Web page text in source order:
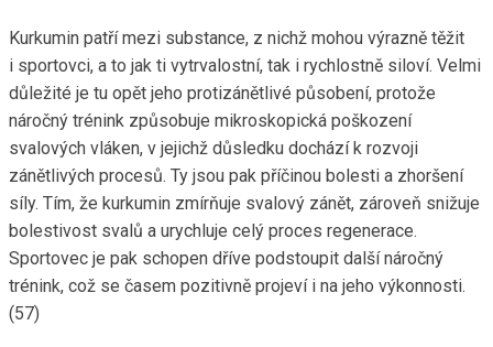
Kurkumin patří mezi substance, z nichž mohou výrazně těžit
i sportovci, a to jak ti vytrvalostní, tak i rychlostně siloví. Velmi
důležité je tu opět jeho protizánětlivé působení, protože
náročný trénink způsobuje mikroskopická poškození
svalových vláken, v jejichž důsledku dochází k rozvoji
zánětlivých procesů. Ty jsou pak příčinou bolesti a zhoršení
síly. Tím, že kurkumin zmírňuje svalový zánět, zároveň snižuje
bolestivost svalů a urychluje celý proces regenerace.
Sportovec je pak schopen dříve podstoupit další náročný
trénink, což se časem pozitivně projeví i na jeho výkonnosti.
(57)